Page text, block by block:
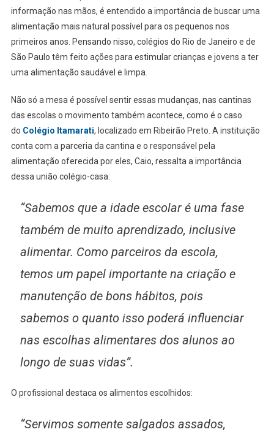
informação nas mãos, é entendido a importância de buscar uma
alimentação mais natural possível para os pequenos nos
primeiros anos. Pensando nisso, colégios do Rio de Janeiro e de
São Paulo têm feito ações para estimular crianças e jovens a ter
uma alimentação saudável e limpa.
Não só a mesa é possível sentir essas mudanças, nas cantinas
das escolas o movimento também acontece, como é o caso
do Colégio Itamarati, localizado em Ribeirão Preto. A instituição
conta com a parceria da cantina e o responsável pela
alimentação oferecida por eles, Caio, ressalta a importância
dessa união colégio-casa:
“Sabemos que a idade escolar é uma fase
também de muito aprendizado, inclusive
alimentar. Como parceiros da escola,
temos um papel importante na criação e
manutenção de bons hábitos, pois
sabemos o quanto isso poderá influenciar
nas escolhas alimentares dos alunos ao
longo de suas vidas”.
O profissional destaca os alimentos escolhidos:
“Servimos somente salgados assados,